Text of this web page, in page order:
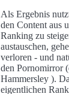
Als Ergebnis
den Content aus
Ranking zu
austauschen,
verloren - und
den Pornomirror
Hammersley ).
eigentlichen